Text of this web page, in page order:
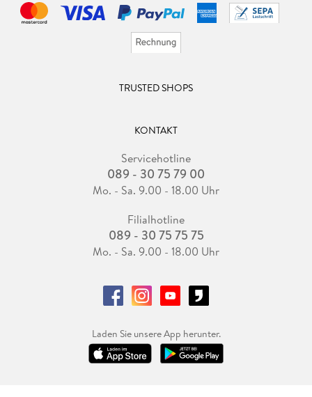
TRUSTED SHOPS
KONTAKT
Servicehotline
089 - 30 75 79 00
Mo. - Sa. 9.00 - 18.00 Uhr
Filialhotline
089 - 30 75 75 75
Mo. - Sa. 9.00 - 18.00 Uhr
Laden Sie unsere App herunter.